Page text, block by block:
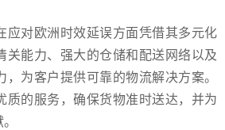
应对欧洲时效延误方面凭借其多元化
关能力、强大的仓储和配送网络以及
，为客户提供可靠的物流解决方案。
质的服务，确保货物准时送达，并为